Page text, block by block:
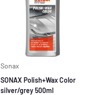
Sonax
SONAX Polish+Wax Color
silver/grey 500ml